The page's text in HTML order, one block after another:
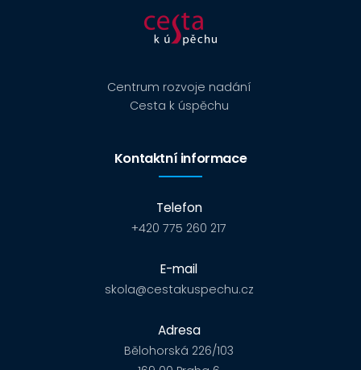
Centrum rozvoje nadání
Cesta k úspěchu
Kontaktní informace
Telefon
+420 775 260 217
E-mail
skola@cestakuspechu.cz
Adresa
Bělohorská 226/103